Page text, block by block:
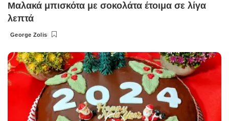
Μαλακά μπισκότα με σοκολάτα έτοιμα σε λίγα
λεπτά
Posted
George Zolis